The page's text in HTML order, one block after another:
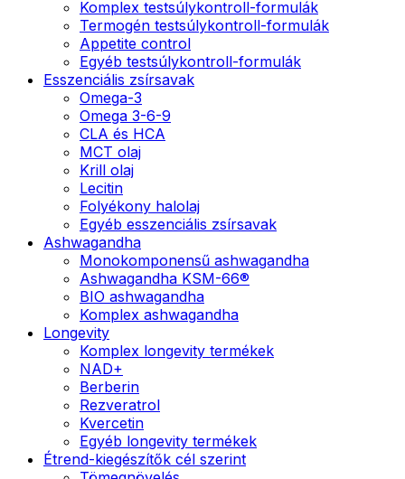
Komplex testsúlykontroll-formulák
Termogén testsúlykontroll-formulák
Appetite control
Egyéb testsúlykontroll-formulák
Esszenciális zsírsavak
Omega-3
Omega 3-6-9
CLA és HCA
MCT olaj
Krill olaj
Lecitin
Folyékony halolaj
Egyéb esszenciális zsírsavak
Ashwagandha
Monokomponensű ashwagandha
Ashwagandha KSM-66®
BIO ashwagandha
Komplex ashwagandha
Longevity
Komplex longevity termékek
NAD+
Berberin
Rezveratrol
Kvercetin
Egyéb longevity termékek
Étrend-kiegészítők cél szerint